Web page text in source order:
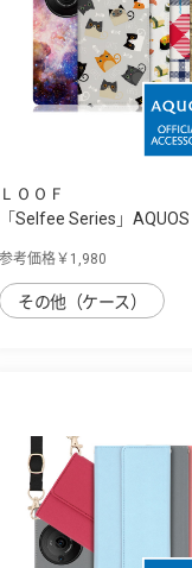
ＬＯＯＦ
「Selfee Series」AQUOS
参考価格￥1,980
その他（ケース）